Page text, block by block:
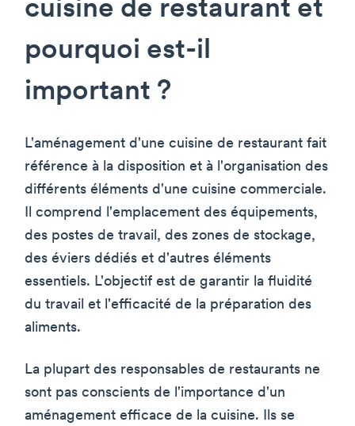
cuisine de restaurant et
pourquoi est-il
important ?
L'aménagement d'une cuisine de restaurant fait
référence à la disposition et à l'organisation des
différents éléments d'une cuisine commerciale.
Il comprend l'emplacement des équipements,
des postes de travail, des zones de stockage,
des éviers dédiés et d'autres éléments
essentiels. L'objectif est de garantir la fluidité
du travail et l'efficacité de la préparation des
aliments.
La plupart des responsables de restaurants ne
sont pas conscients de l'importance d'un
aménagement efficace de la cuisine. Ils se